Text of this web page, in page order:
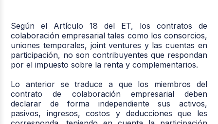
Según el Artículo 18 del ET, los contratos de
colaboración empresarial tales como los consorcios,
uniones temporales, joint ventures y las cuentas en
participación, no son contribuyentes que respondan
por el impuesto sobre la renta y complementarios.
Lo anterior se traduce a que los miembros del
contrato de colaboración empresarial deben
declarar de forma independiente sus activos,
pasivos, ingresos, costos y deducciones que les